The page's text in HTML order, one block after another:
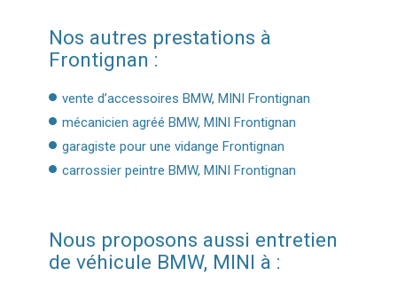
Nos autres prestations à
Frontignan :
vente d’accessoires BMW, MINI Frontignan
mécanicien agréé BMW, MINI Frontignan
garagiste pour une vidange Frontignan
carrossier peintre BMW, MINI Frontignan
Nous proposons aussi entretien
de véhicule BMW, MINI à :